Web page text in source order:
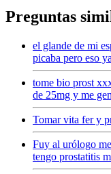
Preguntas
el glande de mi
picaba pero eso
tome bio prost
de 25mg y me
Tomar vita fer y
Fuy al urólogo
tengo prostatitis